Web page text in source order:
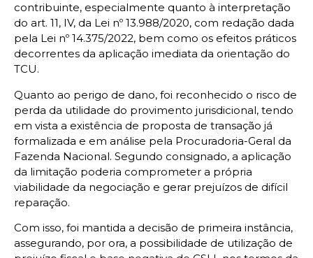
contribuinte, especialmente quanto à interpretação
do art. 11, IV, da Lei nº 13.988/2020, com redação dada
pela Lei nº 14.375/2022, bem como os efeitos práticos
decorrentes da aplicação imediata da orientação do
TCU.
Quanto ao perigo de dano, foi reconhecido o risco de
perda da utilidade do provimento jurisdicional, tendo
em vista a existência de proposta de transação já
formalizada e em análise pela Procuradoria-Geral da
Fazenda Nacional. Segundo consignado, a aplicação
da limitação poderia comprometer a própria
viabilidade da negociação e gerar prejuízos de difícil
reparação.
Com isso, foi mantida a decisão de primeira instância,
assegurando, por ora, a possibilidade de utilização de